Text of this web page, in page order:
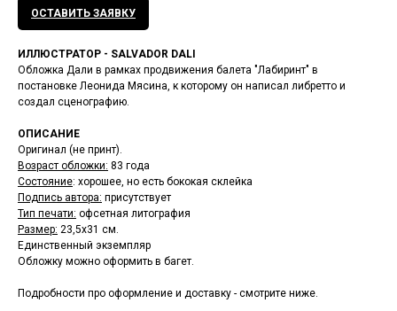
ОСТАВИТЬ ЗАЯВКУ
ИЛЛЮСТРАТОР - SALVADOR DALI
Обложка Дали в рамках продвижения балета "Лабиринт" в
постановке Леонида Мясина, к которому он написал либретто и
создал сценографию.
ОПИСАНИЕ
Оригинал (не принт).
Возраст обложки: 83 года
Состояние: хорошее, но есть бококая склейка
Подпись автора: присутствует
Тип печати: офсетная литография
Размер: 23,5х31 см.
Единственный экземпляр
Обложку можно оформить в багет.
Подробности про оформление и доставку - смотрите ниже.